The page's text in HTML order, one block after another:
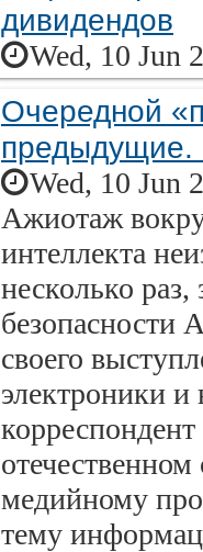
дивидендов
Wed, 10 Jun
Очередной
предыдущие.
Wed, 10 Jun
Ажиотаж
интеллекта
несколько
безопасности
своего
электроники
медийному
тему